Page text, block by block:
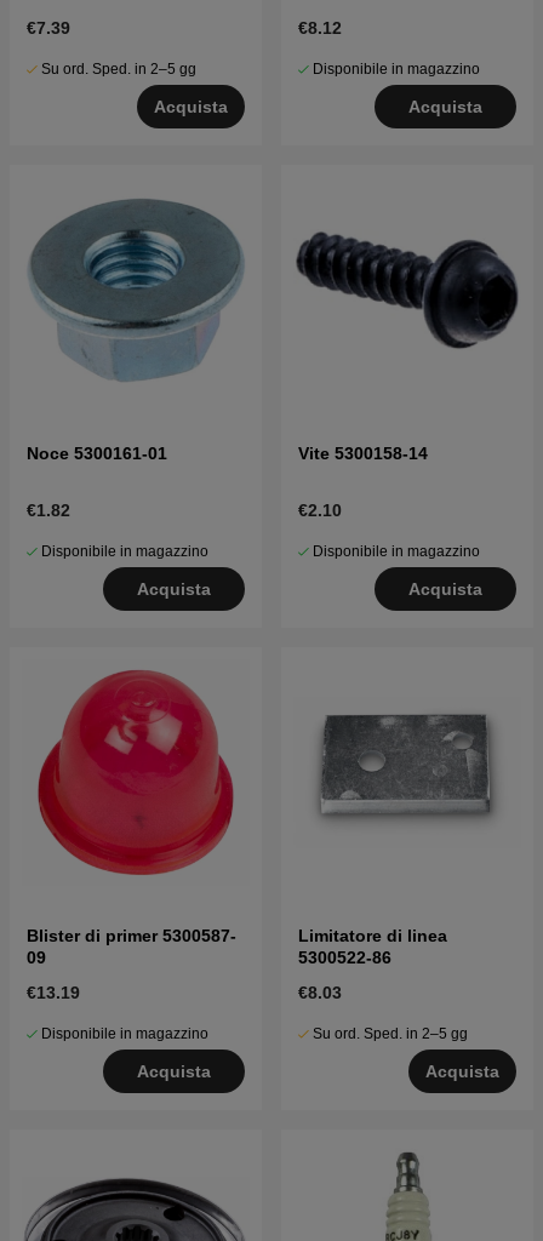
€7.39
Su ord. Sped. in 2–5 gg
Acquista
€8.12
Disponibile in magazzino
Acquista
Noce 5300161-01
€1.82
Disponibile in magazzino
Acquista
Vite 5300158-14
€2.10
Disponibile in magazzino
Acquista
Blister di primer 5300587-
09
€13.19
Disponibile in magazzino
Acquista
Limitatore di linea
5300522-86
€8.03
Su ord. Sped. in 2–5 gg
Acquista